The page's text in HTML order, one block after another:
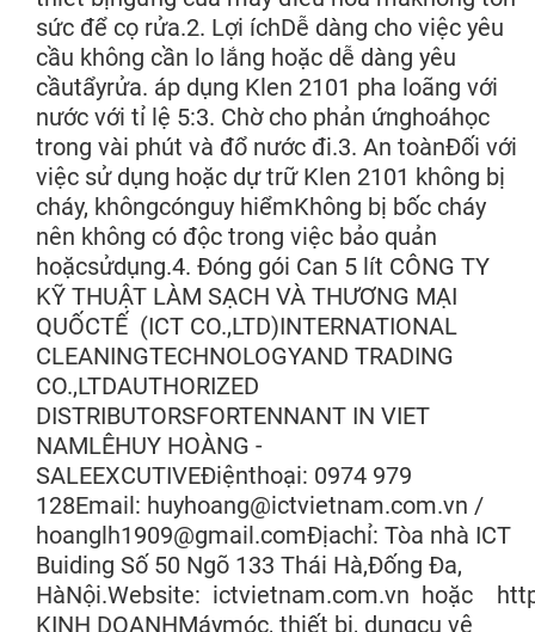
sức để cọ rửa.2. Lợi íchDễ dàng cho việc yêu
cầu không cần lo lắng hoặc dễ dàng yêu
cầutẩyrửa. áp dụng Klen 2101 pha loãng với
nước với tỉ lệ 5:3. Chờ cho phản ứnghoáhọc
trong vài phút và đổ nước đi.3. An toànĐối với
việc sử dụng hoặc dự trữ Klen 2101 không bị
cháy, khôngcónguy hiểmKhông bị bốc cháy
nên không có độc trong việc bảo quản
hoặcsửdụng.4. Đóng gói Can 5 lít CÔNG TY
KỸ THUẬT LÀM SẠCH VÀ THƯƠNG MẠI
QUỐCTẾ (ICT CO.,LTD)INTERNATIONAL
CLEANINGTECHNOLOGYAND TRADING
CO.,LTDAUTHORIZED
DISTRIBUTORSFORTENNANT IN VIET
NAMLÊHUY HOÀNG -
SALEEXCUTIVEĐiệnthoại: 0974 979
128Email: huyhoang@ictvietnam.com.vn /
hoanglh1909@gmail.comĐịachỉ: Tòa nhà ICT
Buiding Số 50 Ngõ 133 Thái Hà,Đống Đa,
HàNội.Website: ictvietnam.com.vn hoặc
KINH DOANHMáymóc, thiết bị, dụngcụ vệ